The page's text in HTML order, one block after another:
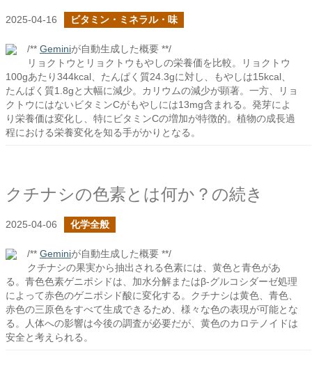
2025-04-16 ビタミン・ミネラル・味
/** Geminiが自動生成した概要 **/
リョクトウとリョクトウもやしの栄養価を比較。リョクトウ
100gあたり344kcal、たんぱく質24.3gに対し、もやしは15kcal、
たんぱく質1.8gと大幅に減少。カリウムの減少が顕著。一方、リョ
クトウにはないビタミンCがもやしには13mg含まれる。発芽によ
り栄養価は変化し、特にビタミンCの増加が特徴的。植物の成長過
程における栄養変化を知る手がかりとなる。
クチナシの色素とは何か？の続き
2025-04-06 化学全般
/** Geminiが自動生成した概要 **/
クチナシの果実から抽出される色素には、黄色と青色があ
る。青色色素ゲニポシドは、加水分解またはβ-グルコシダーゼ処理
によって赤色のゲニポシド酸に変化する。クチナシは黄色、青色、
赤色の三原色をすべて生成できるため、様々な色の表現が可能とな
る。人体への影響は今後の調査が必要だが、黄色のカロテノイドは
安全と考えられる。